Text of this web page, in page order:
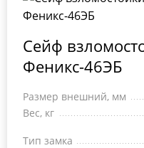
Сейф
Феникс-46ЭБ
Размер внешний, мм
Вес, кг
Тип замка